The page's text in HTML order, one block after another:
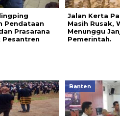
Pendataan
Prasarana
Pesantren
Jalan Kerta
Masih Rusak,
Menunggu
Pemerintah.
Banten